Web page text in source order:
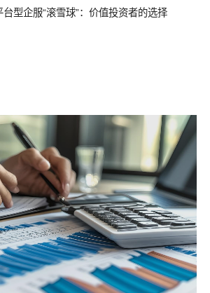
台型企服“滚雪球”：价值投资者的选择